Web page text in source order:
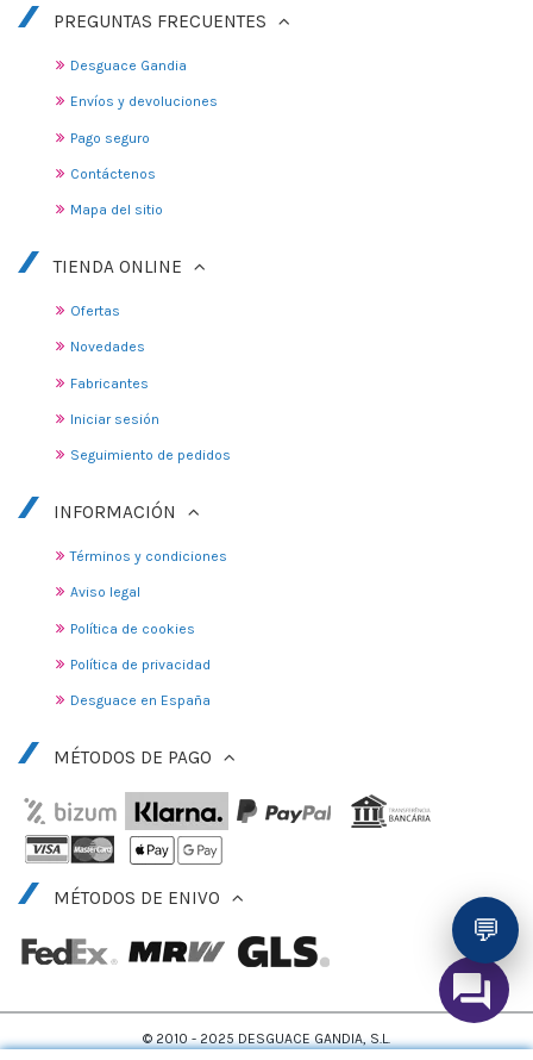
PREGUNTAS FRECUENTES
Desguace Gandia
Envíos y devoluciones
Pago seguro
Contáctenos
Mapa del sitio
TIENDA ONLINE
Ofertas
Novedades
Fabricantes
Iniciar sesión
Seguimiento de pedidos
INFORMACIÓN
Términos y condiciones
Aviso legal
Política de cookies
Política de privacidad
Desguace en España
MÉTODOS DE PAGO
MÉTODOS DE ENIVO
💬
© 2010 - 2025 DESGUACE GANDIA, S.L.